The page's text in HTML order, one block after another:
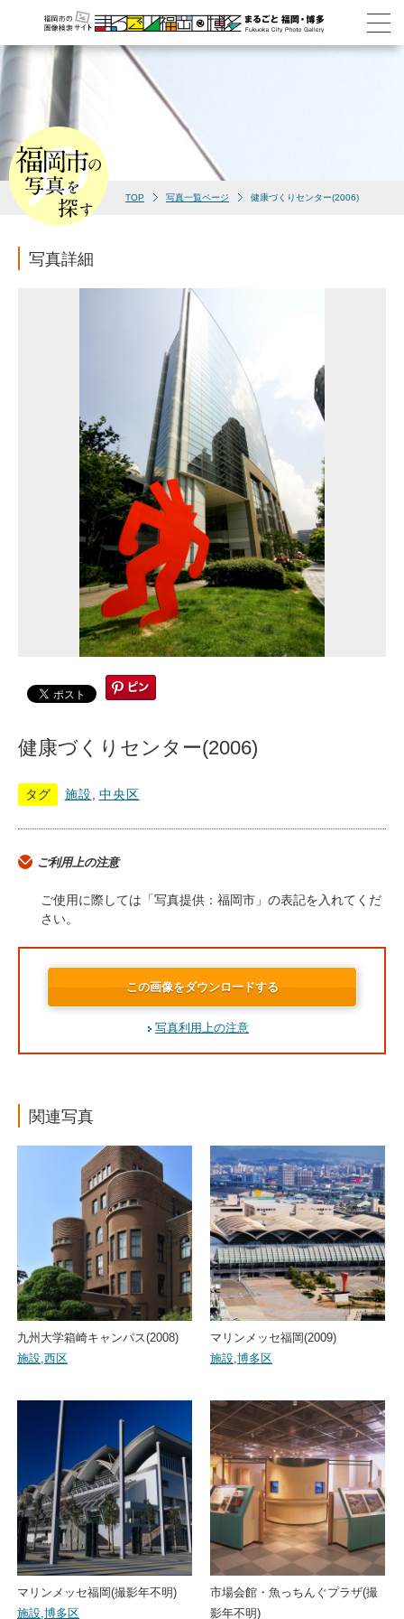
TOP 写真一覧ページ 健康づくりセンター(2006)
写真詳細
健康づくりセンター(2006)
タグ 施設 中央区
ご利用上の注意
ご使用に際しては「写真提供：福岡市」の表記を入れてくだ
さい。
この画像をダウンロードする
写真利用上の注意
関連写真
九州大学箱崎キャンパス(2008)
施設,西区
マリンメッセ福岡(2009)
施設,博多区
マリンメッセ福岡(撮影年不明)
施設,博多区
市場会館・魚っちんぐプラザ(撮
影年不明)